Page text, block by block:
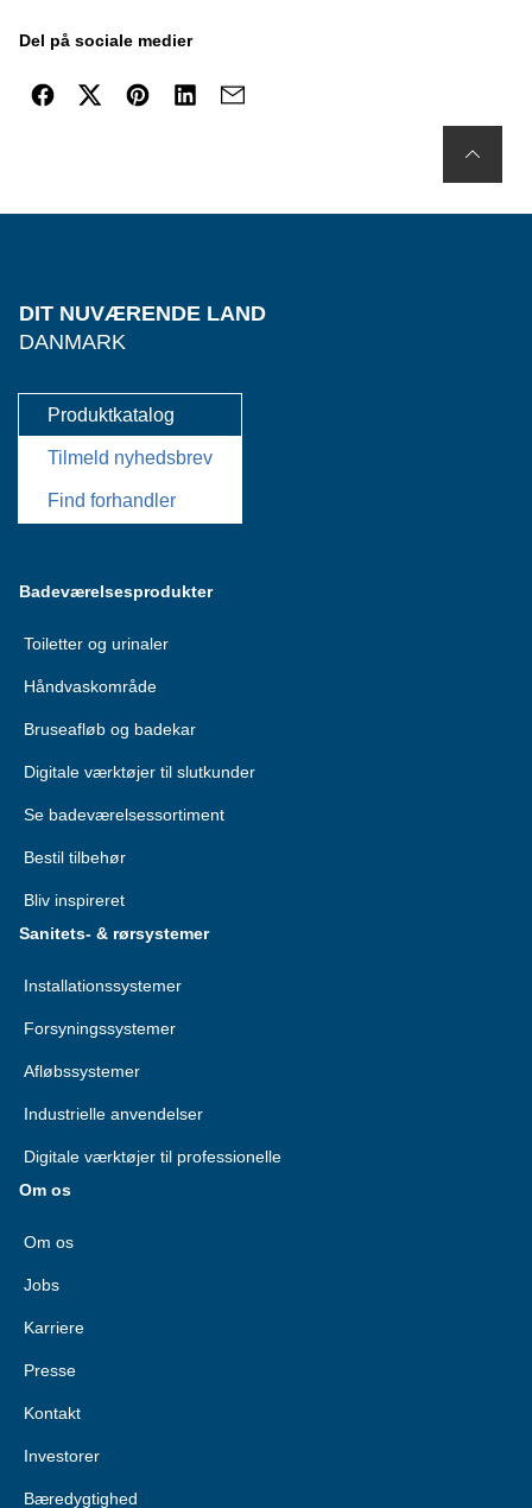
Del på sociale medier
DIT NUVÆRENDE LAND
DANMARK
Produktkatalog
Tilmeld nyhedsbrev
Find forhandler
Badeværelsesprodukter
Toiletter og urinaler
Håndvaskområde
Bruseafløb og badekar
Digitale værktøjer til slutkunder
Se badeværelsessortiment
Bestil tilbehør
Bliv inspireret
Sanitets- & rørsystemer
Installationssystemer
Forsyningssystemer
Afløbssystemer
Industrielle anvendelser
Digitale værktøjer til professionelle
Om os
Om os
Jobs
Karriere
Presse
Kontakt
Investorer
Bæredygtighed